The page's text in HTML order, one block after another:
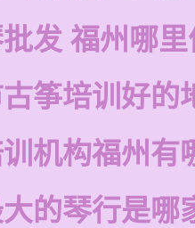
发 福州哪
筝培训好的
机构福州有
的琴行是哪